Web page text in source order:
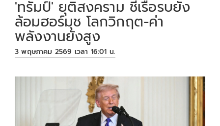
'ทรัมป์' ยุติสงคราม ชี้เรือรบยัง
ล้อมฮอร์มุช โลกวิกฤต-ค่า
พลังงานยังสูง
3 พฤษภาคม 2569 เวลา 16:01 น.